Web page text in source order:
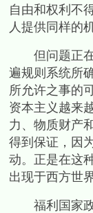
自由和权利不
人提供同样的
但问题正在
遍规则系统所
所允许之事的
资本主义越来
力、物质财产
得到保证，因
动。正是在这
出现于西方世界
福利国家政